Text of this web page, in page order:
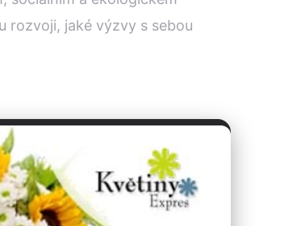
rozvoji, jaké výzvy s sebou